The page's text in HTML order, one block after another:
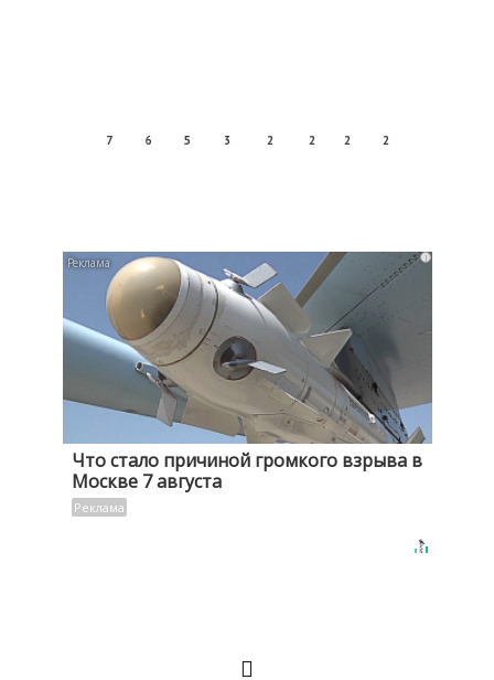
7 6 5 3 2 2 2 2
i
Что стало причиной громкого взрыва в
Москве 7 августа